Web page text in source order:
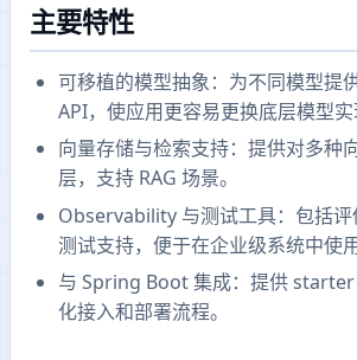
主要特性
可移植的模型抽象：为不同模型提
API，使应用更容易更换底层模型实
向量存储与检索支持：提供对多种
层，支持 RAG 场景。
Observability 与测试工具：包括
测试支持，便于在企业级系统中使用
与 Spring Boot 集成：提供 starter
化接入和部署流程。